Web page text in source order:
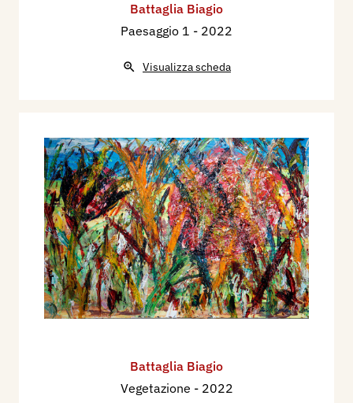
Battaglia Biagio
Paesaggio 1 - 2022
Visualizza scheda
Battaglia Biagio
Vegetazione - 2022